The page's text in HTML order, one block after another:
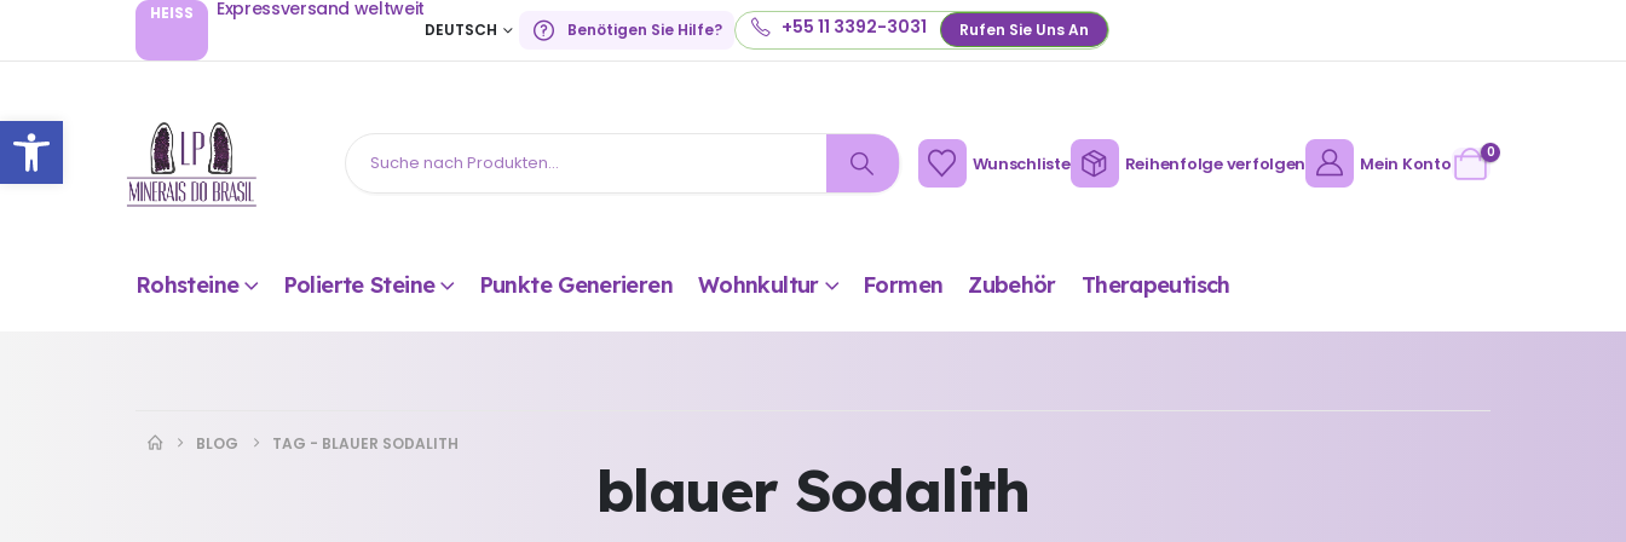
Open toolbar
HEISS Expressversand weltweit
DEUTSCH Benötigen Sie Hilfe? +55 11 3392-3031 Rufen Sie Uns An
Wunschliste Reihenfolge verfolgen Mein Konto
0
Rohsteine Polierte Steine Punkte Generieren Wohnkultur Formen Zubehör Therapeutisch
BLOG TAG - BLAUER SODALITH
blauer Sodalith